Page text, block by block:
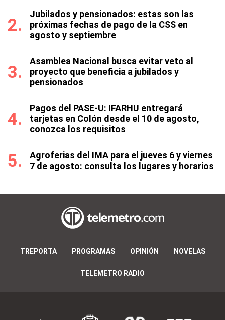
Jubilados y pensionados: estas son las
próximas fechas de pago de la CSS en
agosto y septiembre
Asamblea Nacional busca evitar veto al
proyecto que beneficia a jubilados y
pensionados
Pagos del PASE-U: IFARHU entregará
tarjetas en Colón desde el 10 de agosto,
conozca los requisitos
Agroferias del IMA para el jueves 6 y viernes
7 de agosto: consulta los lugares y horarios
TREPORTA PROGRAMAS OPINIÓN NOVELAS
TELEMETRO RADIO